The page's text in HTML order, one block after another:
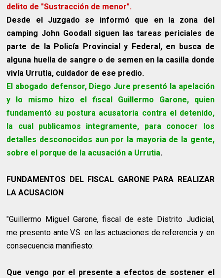
delito de "Sustracción de menor".
Desde el Juzgado se informó que en la zona del
camping John Goodall siguen las tareas periciales de
parte de la Policía Provincial y Federal, en busca de
alguna huella de sangre o de semen en la casilla donde
vivía Urrutia, cuidador de ese predio.
El abogado defensor, Diego Jure presentó la apelación
y lo mismo hizo el fiscal Guillermo Garone, quien
fundamentó su postura acusatoria contra el detenido,
la cual publicamos integramente, para conocer los
detalles desconocidos aun por la mayoria de la gente,
sobre el porque de la acusación a Urrutia.
FUNDAMENTOS DEL FISCAL GARONE PARA REALIZAR
LA ACUSACION
"Guillermo Miguel Garone, fiscal de este Distrito Judicial,
me presento ante V.S. en las actuaciones de referencia y en
consecuencia manifiesto:
Que vengo por el presente a efectos de sostener el